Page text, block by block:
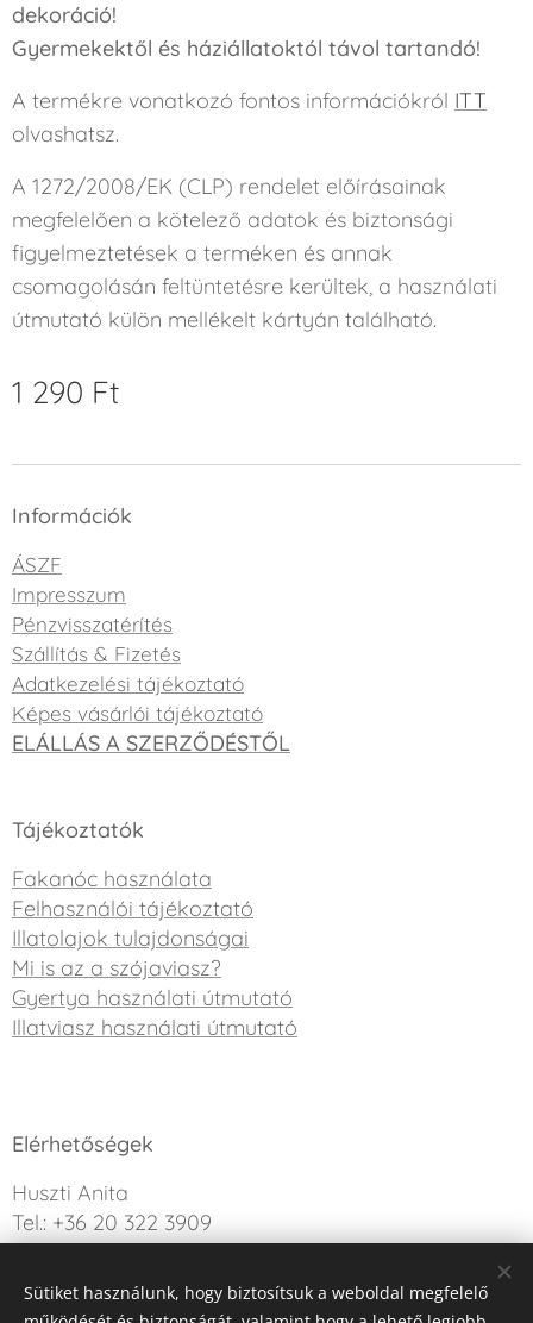
dekoráció!
Gyermekektől és háziállatoktól távol tartandó!
A termékre vonatkozó fontos információkról ITT
olvashatsz.
A 1272/2008/EK (CLP) rendelet előírásainak
megfelelően a kötelező adatok és biztonsági
figyelmeztetések a terméken és annak
csomagolásán feltüntetésre kerültek, a használati
útmutató külön mellékelt kártyán található.
1 290 Ft
Információk
ÁSZF
Impresszum
Pénzvisszatérítés
Szállítás & Fizetés
Adatkezelési tájékoztató
Képes vásárlói tájékoztató
ELÁLLÁS A SZERZŐDÉSTŐL
Tájékoztatók
Fakanóc használata
Felhasználói tájékoztató
Illatolajok tulajdonságai
Mi is az a szójaviasz?
Gyertya használati útmutató
Illatviasz használati útmutató
Elérhetőségek
Huszti Anita
Tel.: +36 20 322 3909
Kérdésed van? Írj nekünk!
Sütiket használunk, hogy biztosítsuk a weboldal megfelelő